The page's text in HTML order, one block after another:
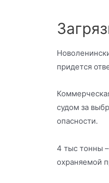
придется
судом за
опасности.
4 тыс тонны
охраняемой